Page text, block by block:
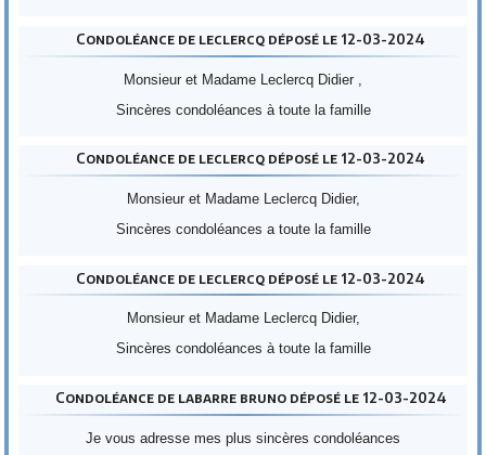
Condoléance de leclercq déposé le 12-03-2024
Monsieur et Madame Leclercq Didier ,
Sincères condoléances à toute la famille
Condoléance de leclercq déposé le 12-03-2024
Monsieur et Madame Leclercq Didier,
Sincères condoléances a toute la famille
Condoléance de leclercq déposé le 12-03-2024
Monsieur et Madame Leclercq Didier,
Sincères condoléances à toute la famille
Condoléance de labarre bruno déposé le 12-03-2024
Je vous adresse mes plus sincères condoléances